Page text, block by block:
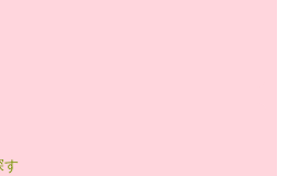
す